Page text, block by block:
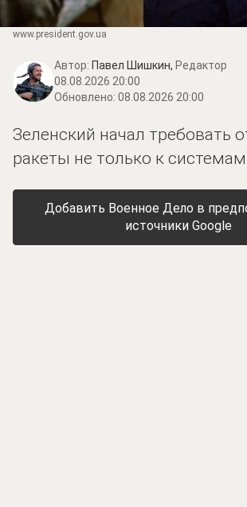
www.prеsidеnt.gоv.uа
Автор: Павел Шишкин, Редактор
08.08.2026 20:00
Обновлено: 08.08.2026 20:00
Зеленский начал требовать
ракеты не только к
Добавить Военное Дело в
источники Google